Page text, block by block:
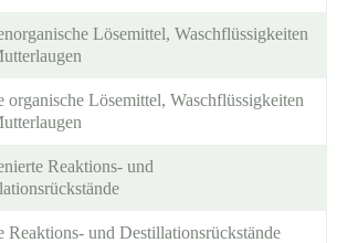
Lösemittel, Waschflüssigkeiten
organische Lösemittel, Waschflüssigkeiten
Reaktions- und
Reaktions- und Destillationsrückstände